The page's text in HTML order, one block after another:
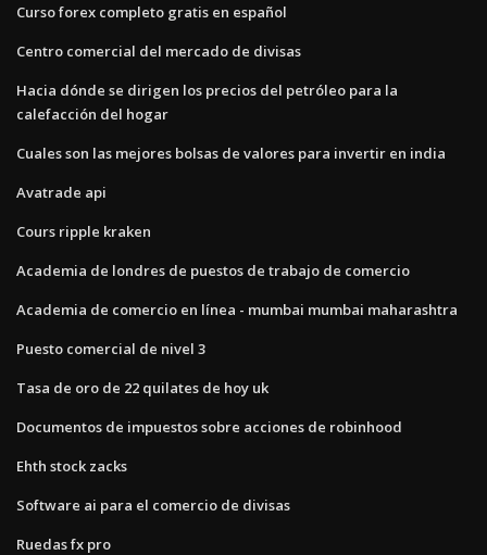
Curso forex completo gratis en español
Centro comercial del mercado de divisas
Hacia dónde se dirigen los precios del petróleo para la
calefacción del hogar
Cuales son las mejores bolsas de valores para invertir en india
Avatrade api
Cours ripple kraken
Academia de londres de puestos de trabajo de comercio
Academia de comercio en línea - mumbai mumbai maharashtra
Puesto comercial de nivel 3
Tasa de oro de 22 quilates de hoy uk
Documentos de impuestos sobre acciones de robinhood
Ehth stock zacks
Software ai para el comercio de divisas
Ruedas fx pro